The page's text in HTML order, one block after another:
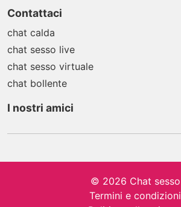
Contattaci
chat calda
chat sesso live
chat sesso virtuale
chat bollente
I nostri amici
© 2026 Chat sesso
Termini e condizioni